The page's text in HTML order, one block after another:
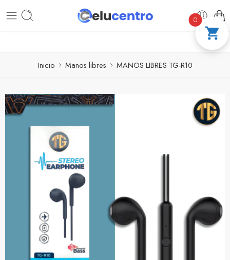
PAGA A CUOTAS CON ADDI COMPRA
Inicio Manos libres MANOS LIBRES TG-R10
0